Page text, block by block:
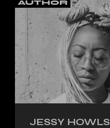
AUTHOR
JESSY HOWLS